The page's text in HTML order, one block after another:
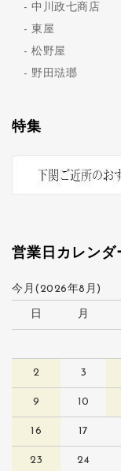
中川政七商店
東屋
松野屋
野田琺瑯
特集
営業日カレンダ
今月(2026年8月)
日 月
2 3
9 10
16 17
23 24